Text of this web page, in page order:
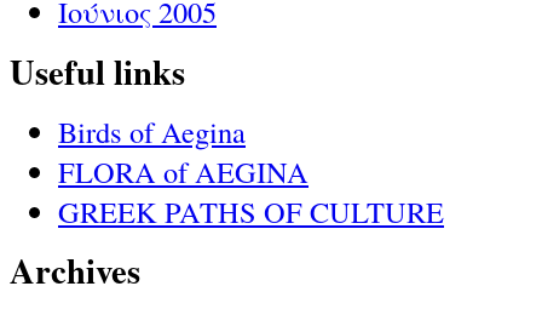
Ιούνιος 2005
Useful links
Birds of Aegina
FLORA of AEGINA
GREEK PATHS OF CULTURE
Archives